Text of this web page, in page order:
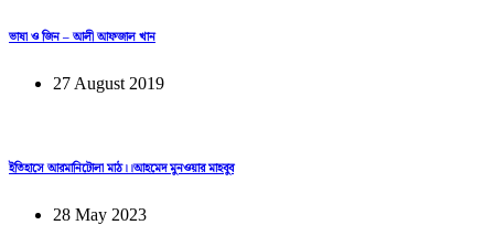
ভাষা ও জিন – আলী আফজাল খান
27 August 2019
ইতিহাসে আরমানিটোলা মাঠ।।আহমেদ মুনওয়ার মাহবুব
28 May 2023